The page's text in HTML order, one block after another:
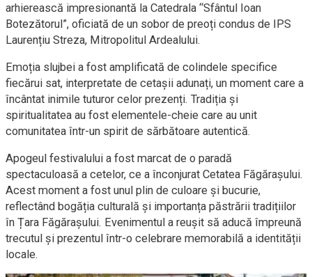
arhierească impresionantă la Catedrala “Sfântul Ioan
Botezătorul”, oficiată de un sobor de preoți condus de IPS
Laurențiu Streza, Mitropolitul Ardealului.
Emoția slujbei a fost amplificată de colindele specifice
fiecărui sat, interpretate de cetașii adunați, un moment care a
încântat inimile tuturor celor prezenți. Tradiția și
spiritualitatea au fost elementele-cheie care au unit
comunitatea într-un spirit de sărbătoare autentică.
Apogeul festivalului a fost marcat de o paradă
spectaculoasă a cetelor, ce a înconjurat Cetatea Făgărașului.
Acest moment a fost unul plin de culoare și bucurie,
reflectând bogăția culturală și importanța păstrării tradițiilor
în Țara Făgărașului. Evenimentul a reușit să aducă împreună
trecutul și prezentul într-o celebrare memorabilă a identității
locale.